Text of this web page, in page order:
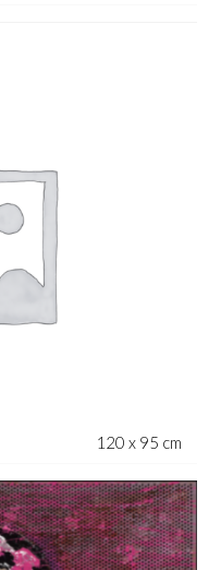
120 x 95 cm